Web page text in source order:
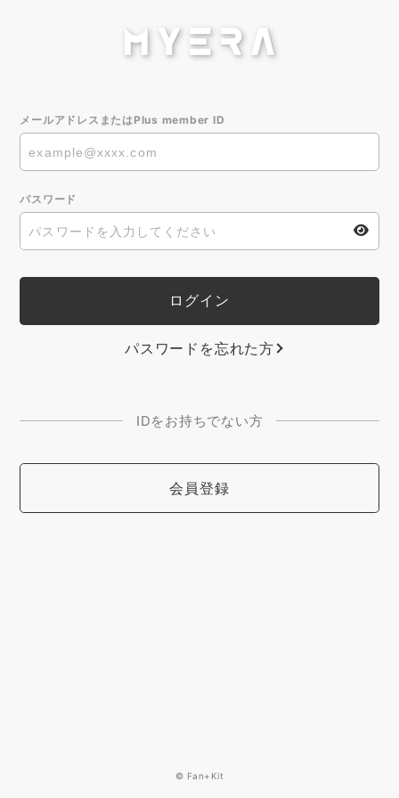
メールアドレスまたはPlus member ID
パスワード
パスワードを忘れた方
IDをお持ちでない方
会員登録
© Fan+Kit